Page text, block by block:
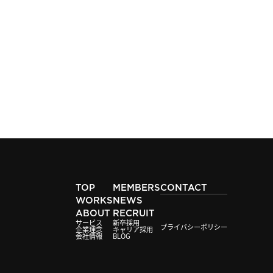
TOP
WORKS
ABOUT
サービス
企業理念
会社情報
MEMBERS
NEWS
RECRUIT
新卒採用
キャリア採用
BLOG
CONTACT
プライバシーポリシー